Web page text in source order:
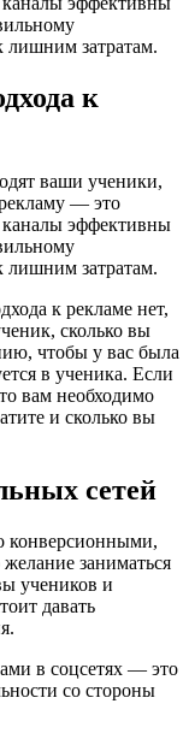
лишним затратам.
к
ваши ученики,
— это
каналы эффективны
лишним затратам.
к рекламе нет,
сколько вы
чтобы у вас была
в ученика. Если
вам необходимо
и сколько вы
сетей
конверсионными,
заниматься
учеников и
давать
в соцсетях — это
со стороны